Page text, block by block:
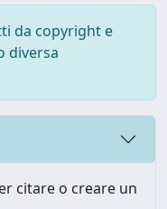
da copyright e
diversa
citare o creare un